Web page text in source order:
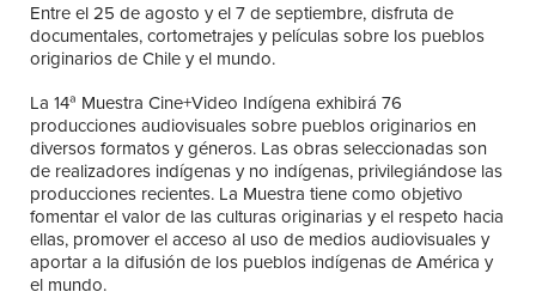
Entre el 25 de agosto y el 7 de septiembre, disfruta de
documentales, cortometrajes y películas sobre los pueblos
originarios de Chile y el mundo.
La 14ª Muestra Cine+Video Indígena exhibirá 76
producciones audiovisuales sobre pueblos originarios en
diversos formatos y géneros. Las obras seleccionadas son
de realizadores indígenas y no indígenas, privilegiándose las
producciones recientes. La Muestra tiene como objetivo
fomentar el valor de las culturas originarias y el respeto hacia
ellas, promover el acceso al uso de medios audiovisuales y
aportar a la difusión de los pueblos indígenas de América y
el mundo.